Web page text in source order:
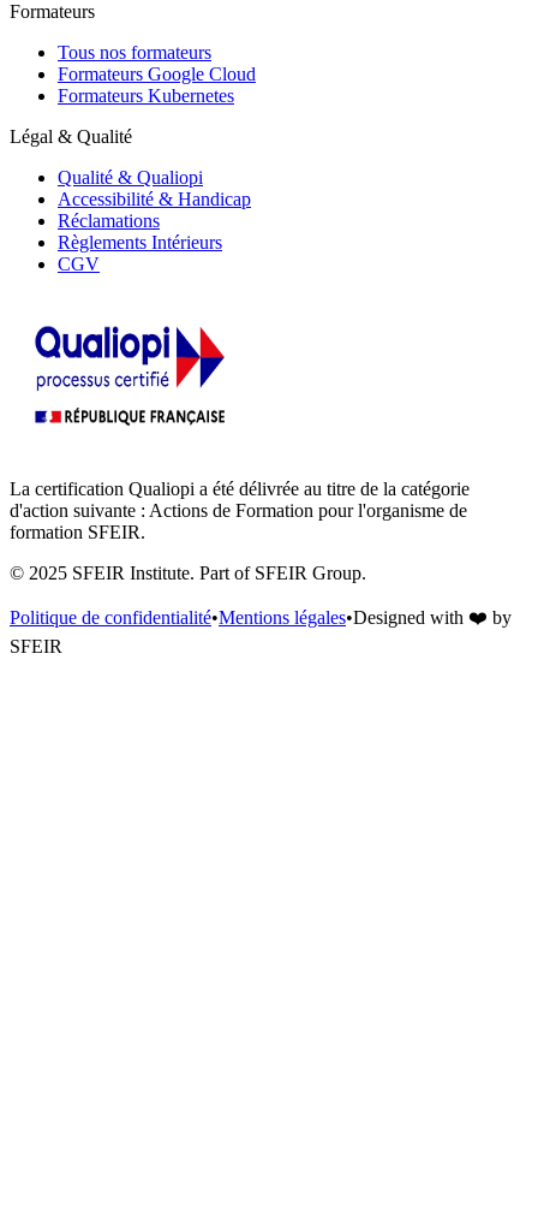
Formateurs
Tous nos formateurs
Formateurs Google Cloud
Formateurs Kubernetes
Légal & Qualité
Qualité & Qualiopi
Accessibilité & Handicap
Réclamations
Règlements Intérieurs
CGV
La certification Qualiopi a été délivrée au titre de la catégorie
d'action suivante : Actions de Formation pour l'organisme de
formation SFEIR.
© 2025 SFEIR Institute. Part of SFEIR Group.
Politique de confidentialité•Mentions légales•Designed with ❤️ by
SFEIR